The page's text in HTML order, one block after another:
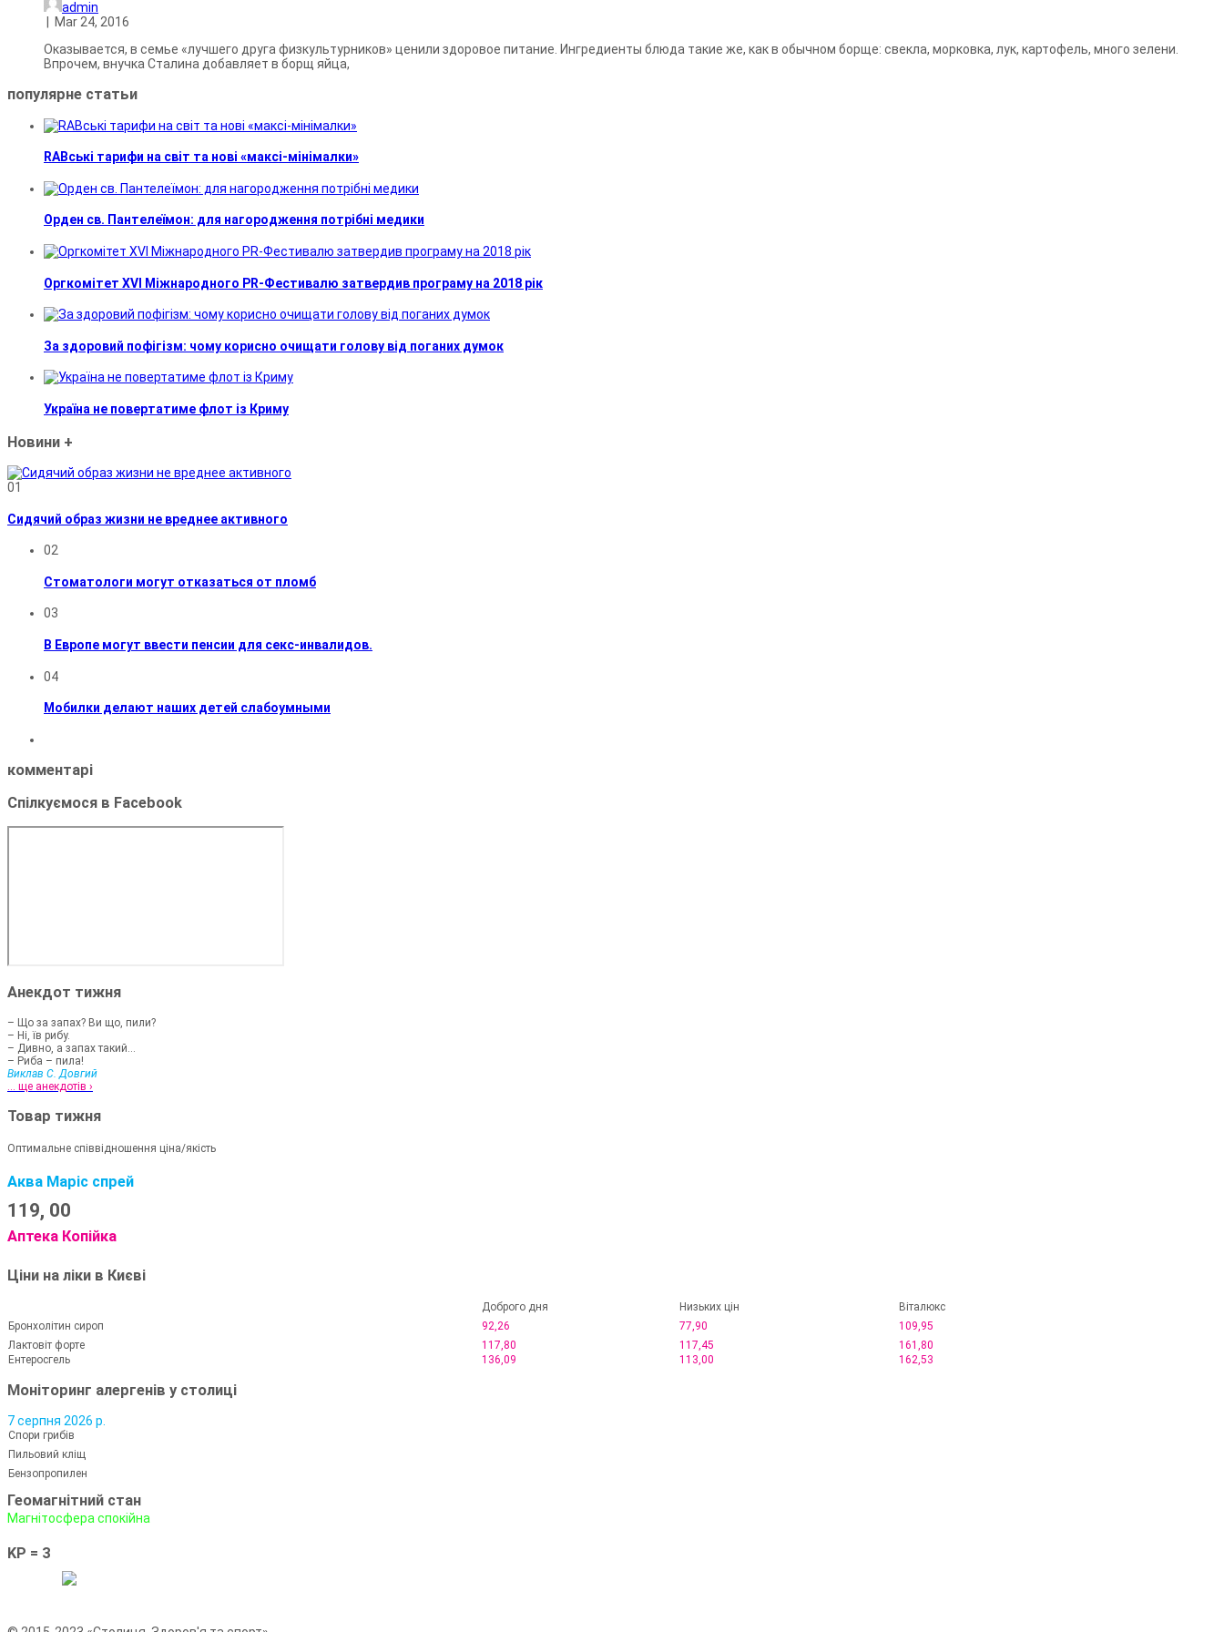
admin
Mar 24, 2016
Оказывается, в семье «лучшего друга физкультурников» ценили здоровое питание. Ингре­ди­е­нты блюда такие же, как в обычном борще: свекла, морковка, лук, картофель, много зелени.
Впрочем, внучка Сталина добавляет в борщ яйца,
популярне статьи
RABські тарифи на світ та нові «максі-мінімалки»
Орден св. Пантелеїмон: для нагородження потрібні медики
Оргкомітет XVI Міжнародного PR-Фестивалю затвердив програму на 2018 рік
За здоровий пофігізм: чому корисно очищати голову від поганих думок
Україна не повертатиме флот із Криму
Новини +
01
Сидячий образ жизни не вреднее активного
02
Стоматологи могут отказаться от пломб
03
В Европе могут ввести пенсии для секс-инвалидов.
04
Мобилки делают наших детей слабоумными
комментарі
Спілкуємося в Facebook
Анекдот тижня
– Що за запах? Ви що, пили?
– Ні, їв рибу.
– Дивно, а запах такий...
– Риба – пила!
Виклав С. Довгий
... ще анекдотів ›
Товар тижня
Оптимальне співвідношення ціна/якість
Аква Маріс спрей
119, 00
Аптека Копійка
Ціни на ліки в Києві
Доброго дня Низьких цін
Віталюкс
Бронхолітин сироп
92,26 77,90
109,95
Лактовіт форте
117,80 117,45
161,80
Ентеросгель
136,09 113,00 162,53
Моніторинг алергенів у столиці
7 серпня 2026 р.
Спори грибів
Пильовий кліщ
Бензопропилен
Геомагнітний стан
Магнітосфера спокійна
KP = 3